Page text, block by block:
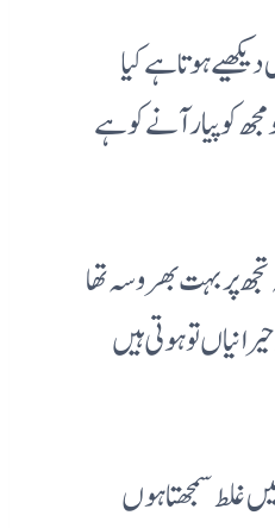
دیکھیے ہوتا ہے کیا
کو پیار آنے کو ہے
پر بہت بھروسہ تھا
تو ہوتی ہیں
غلط سمجھتا ہوں